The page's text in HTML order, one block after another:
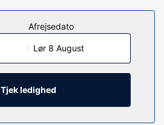
Afrejsedato
Lør 8 August
Tjek ledighed